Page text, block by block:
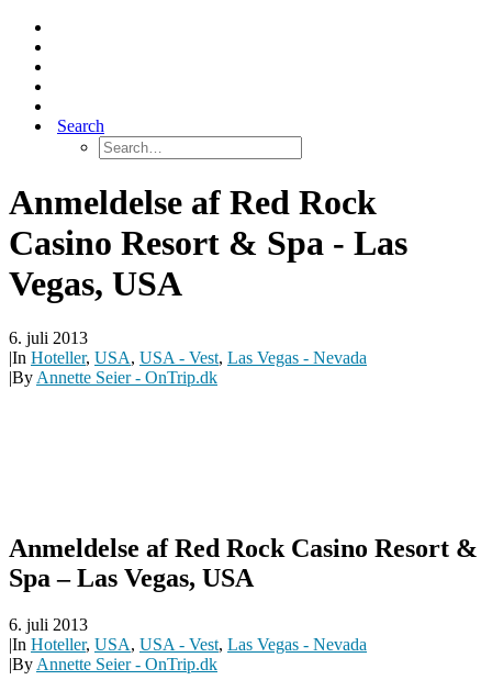
Search
Anmeldelse af Red Rock
Casino Resort & Spa‏ - Las
Vegas, USA
6. juli 2013
|In Hoteller, USA, USA - Vest, Las Vegas - Nevada
|By Annette Seier - OnTrip.dk
Anmeldelse af Red Rock Casino Resort &
Spa‏ – Las Vegas, USA
6. juli 2013
|In Hoteller, USA, USA - Vest, Las Vegas - Nevada
|By Annette Seier - OnTrip.dk